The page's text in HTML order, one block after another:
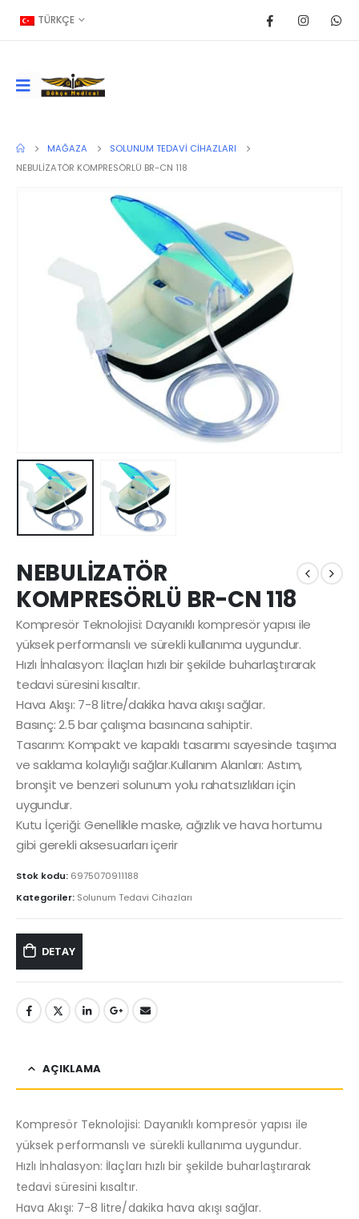
TÜRKÇE
MAĞAZA
SOLUNUM TEDAVI CIHAZLARI
NEBULİZATÖR KOMPRESÖRLÜ BR-CN 118
NEBULİZATÖR
KOMPRESÖRLÜ BR-CN 118
Kompresör Teknolojisi: Dayanıklı kompresör yapısı ile
yüksek performanslı ve sürekli kullanıma uygundur.
Hızlı İnhalasyon: İlaçları hızlı bir şekilde buharlaştırarak
tedavi süresini kısaltır.
Hava Akışı: 7-8 litre/dakika hava akışı sağlar.
Basınç: 2.5 bar çalışma basıncına sahiptir.
Tasarım: Kompakt ve kapaklı tasarımı sayesinde taşıma
ve saklama kolaylığı sağlar.Kullanım Alanları: Astım,
bronşit ve benzeri solunum yolu rahatsızlıkları için
uygundur.
Kutu İçeriği: Genellikle maske, ağızlık ve hava hortumu
gibi gerekli aksesuarları içerir
Stok kodu: 6975070911188
Kategoriler: Solunum Tedavi Cihazları
DETAY
AÇIKLAMA
Kompresör Teknolojisi: Dayanıklı kompresör yapısı ile
yüksek performanslı ve sürekli kullanıma uygundur.
Hızlı İnhalasyon: İlaçları hızlı bir şekilde buharlaştırarak
tedavi süresini kısaltır.
Hava Akışı: 7-8 litre/dakika hava akışı sağlar.